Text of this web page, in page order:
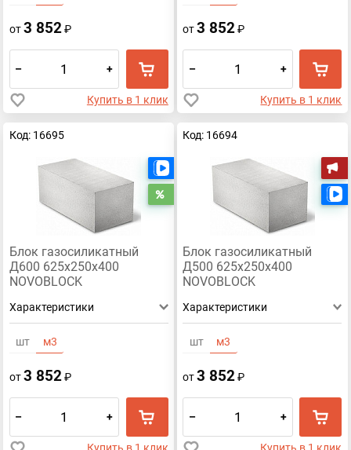
от3 852₽
– +
Купить в 1 клик
от3 852₽
– +
Купить в 1 клик
Код: 16695
Блок газосиликатный
Д600 625х250х400
NOVOBLOCK
Характеристики
шт м3
от3 852₽
– +
Купить в 1 клик
Код: 16694
Блок газосиликатный
Д500 625х250х400
NOVOBLOCK
Характеристики
шт м3
от3 852₽
– +
Купить в 1 клик